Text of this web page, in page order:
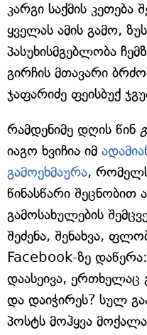
კარგი საქმის
ყველას ამის გამო,
პასუხისმგებლობა
გირჩის მთავარი
ჯაფარიძე ფეისბუქ
რამდენიმე დღის წინ
იაგო ხვიჩია იმ
გამოეხმაურა,
წინასწარი
გამოსახულების
შეძენა, შენახვა,
Facebook-ზე
დაასეივა, ერთხელაც
და დაიჭირეს? სულ
პოსტს მოჰყვა